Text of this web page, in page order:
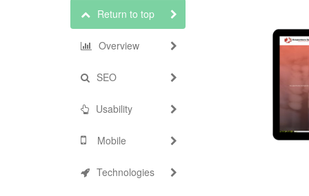
Return to top
Overview
SEO
Usability
Mobile
Technologies